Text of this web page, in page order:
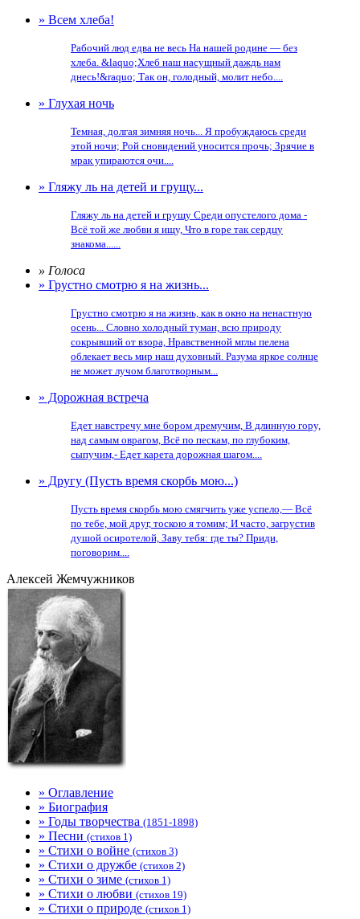
» Всем хлеба!
Рабочий люд едва не весь На нашей родине — без
хлеба. &laquo;Хлеб наш насущный даждь нам
днесь!&raquo; Так он, голодный, молит небо....
» Глухая ночь
Темная, долгая зимняя ночь... Я пробуждаюсь среди
этой ночи; Рой сновидений уносится прочь; Зрячие в
мрак упираются очи....
» Гляжу ль на детей и грущу...
Гляжу ль на детей и грущу Среди опустелого дома -
Всё той же любви я ищу, Что в горе так сердцу
знакома......
» Голоса
» Грустно смотрю я на жизнь...
Грустно смотрю я на жизнь, как в окно на ненастную
осень... Словно холодный туман, всю природу
сокрывший от взора, Нравственной мглы пелена
облекает весь мир наш духовный. Разума яркое солнце
не может лучом благотворным...
» Дорожная встреча
Едет навстречу мне бором дремучим, В длинную гору,
над самым оврагом, Всё по пескам, по глубоким,
сыпучим,- Едет карета дорожная шагом....
» Другу (Пусть время скорбь мою...)
Пусть время скорбь мою смягчить уже успело,— Всё
по тебе, мой друг, тоскою я томим; И часто, загрустив
душой осиротелой, Заву тебя: где ты? Приди,
поговорим....
Алексей Жемчужников
» Оглавление
» Биография
» Годы творчества (1851-1898)
» Песни (стихов 1)
» Стихи о войне (стихов 3)
» Стихи о дружбе (стихов 2)
» Стихи о зиме (стихов 1)
» Стихи о любви (стихов 19)
» Стихи о природе (стихов 1)